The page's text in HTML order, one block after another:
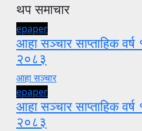
थप समाचार
epaper
आहा सञ्चार साप्ताहिक
२०८३
आहा सञ्चार
epaper
आहा सञ्चार साप्ताहिक
२०८३